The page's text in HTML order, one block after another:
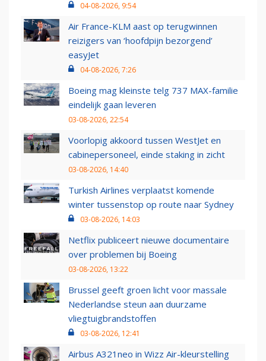
04-08-2026, 9:54
Air France-KLM aast op terugwinnen
reizigers van ‘hoofdpijn bezorgend’
easyJet
04-08-2026, 7:26
Boeing mag kleinste telg 737 MAX-familie
eindelijk gaan leveren
03-08-2026, 22:54
Voorlopig akkoord tussen WestJet en
cabinepersoneel, einde staking in zicht
03-08-2026, 14:40
Turkish Airlines verplaatst komende
winter tussenstop op route naar Sydney
03-08-2026, 14:03
Netflix publiceert nieuwe documentaire
over problemen bij Boeing
03-08-2026, 13:22
Brussel geeft groen licht voor massale
Nederlandse steun aan duurzame
vliegtuigbrandstoffen
03-08-2026, 12:41
Airbus A321neo in Wizz Air-kleurstelling